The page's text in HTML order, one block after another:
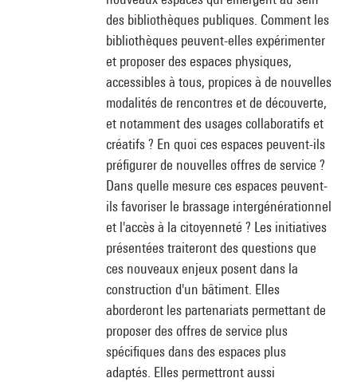
des bibliothèques publiques. Comment les
bibliothèques peuvent-elles expérimenter
et proposer des espaces physiques,
accessibles à tous, propices à de nouvelles
modalités de rencontres et de découverte,
et notamment des usages collaboratifs et
créatifs ? En quoi ces espaces peuvent-ils
préfigurer de nouvelles offres de service ?
Dans quelle mesure ces espaces peuvent-
ils favoriser le brassage intergénérationnel
et l'accès à la citoyenneté ? Les initiatives
présentées traiteront des questions que
ces nouveaux enjeux posent dans la
construction d'un bâtiment. Elles
aborderont les partenariats permettant de
proposer des offres de service plus
spécifiques dans des espaces plus
adaptés. Elles permettront aussi